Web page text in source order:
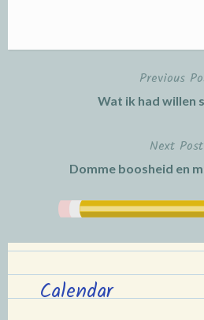
Previous
Wat ik had willen
Next Post
Domme boosheid en
Calendar